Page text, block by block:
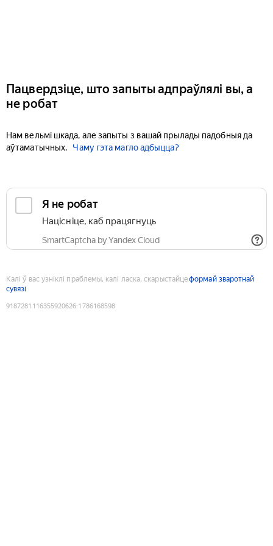
Пацвердзіце, што запыты адпраўлялі вы, а
не робат
Нам вельмі шкада, але запыты з вашай прылады падобныя да
аўтаматычных.
Чаму гэта магло адбыцца?
Я не робат
Націсніце, каб працягнуць
SmartCaptcha by Yandex Cloud
Калі ў вас узніклі праблемы, калі ласка, скарыстайцеформай зваротнай
сувязі
9187281116355920626:1786168598